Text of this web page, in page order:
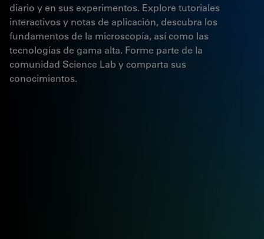
diario y en sus experimentos. Explore tutoriales
interactivos y notas de aplicación, descubra los
fundamentos de la microscopía, así como las
tecnologías de gama alta. Forme parte de la
comunidad Science Lab y comparta sus
conocimientos.